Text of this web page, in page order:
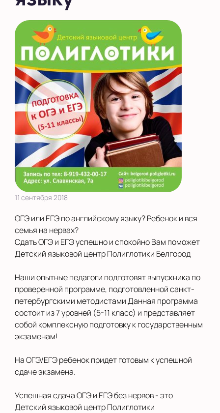
11 сентября 2018
ОГЭ или ЕГЭ по английскому языку? Ребенок и вся
семья на нервах?
Сдать ОГЭ и ЕГЭ успешно и спокойно Вам поможет
Детский языковой центр Полиглотики Белгород
Наши опытные педагоги подготовят выпускника по
проверенной программе, подготовленной санкт-
петербургскими методистами Данная программа
состоит из 7 уровней (5-11 класс) и представляет
собой комплексную подготовку к государственным
экзаменам!
На ОГЭ/ЕГЭ ребенок придет готовым к успешной
сдаче экзамена.
Успешная сдача ОГЭ и ЕГЭ без нервов - это
Детский языковой центр Полиглотики